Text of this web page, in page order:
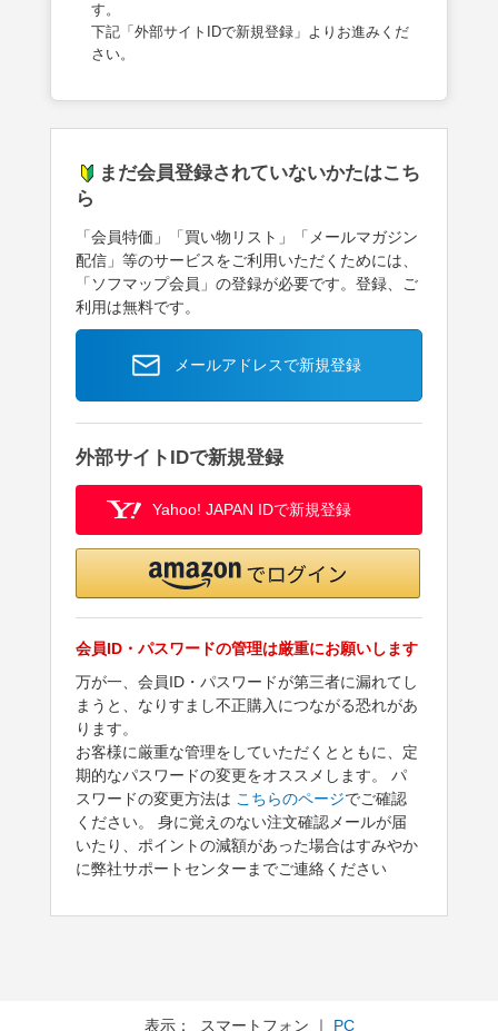
す。
下記「外部サイトIDで新規登録」よりお進みくだ
さい。
まだ会員登録されていないかたはこち
ら
「会員特価」「買い物リスト」「メールマガジン
配信」等のサービスをご利用いただくためには、
「ソフマップ会員」の登録が必要です。登録、ご
利用は無料です。
メールアドレスで新規登録
外部サイトIDで新規登録
Yahoo! JAPAN IDで新規登録
会員ID・パスワードの管理は厳重にお願いします
万が一、会員ID・パスワードが第三者に漏れてし
まうと、なりすまし不正購入につながる恐れがあ
ります。
お客様に厳重な管理をしていただくとともに、定
期的なパスワードの変更をオススメします。 パ
スワードの変更方法は こちらのページでご確認
ください。 身に覚えのない注文確認メールが届
いたり、ポイントの減額があった場合はすみやか
に弊社サポートセンターまでご連絡ください
表示： スマートフォン ｜ PC